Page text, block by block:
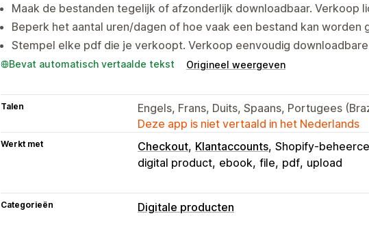
Maak de bestanden tegelijk of afzonderlijk downloadbaar. Verkoop
Beperk het aantal uren/dagen of hoe vaak een bestand kan worden
Stempel elke pdf die je verkoopt. Verkoop eenvoudig
Bevat automatisch vertaalde tekst Origineel weergeven
Talen
Engels, Frans, Duits, Spaans, Portugees
Deze app is niet vertaald in het Nederlands
Werkt met Checkout Klantaccounts Shopify-
digital product ebook file pdf upload
Categorieën Digitale producten